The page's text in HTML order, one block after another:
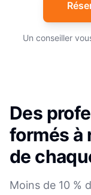
Un conseiller
Des
formés à
de
Moins de 10 %